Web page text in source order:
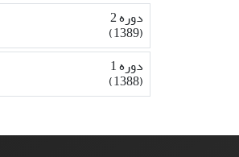
دوره 2
(1389)
دوره 1
(1388)